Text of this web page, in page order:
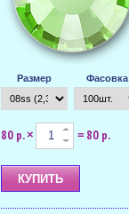
Размер Фасовка
80 р.× = 80 р.